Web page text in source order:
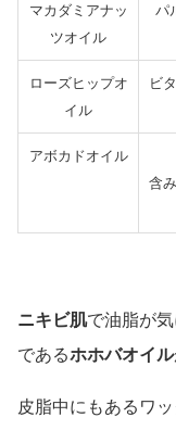
マカダミアナッ
ツオイル
パ
ローズヒップオ
イル
ビ
アボカドオイル
含
ニキビ肌で油脂が
であるホホバオイル
皮脂中にもあるワ